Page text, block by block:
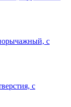
с
с